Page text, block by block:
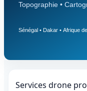
Services drone